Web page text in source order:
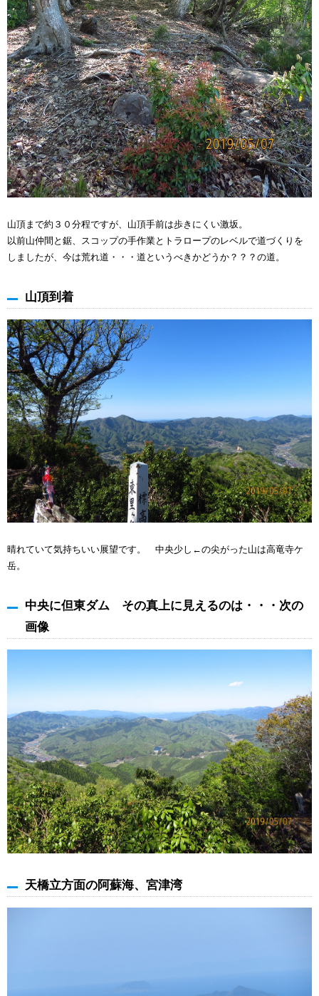
山頂まで約３０分程ですが、山頂手前は歩きにくい激坂。
以前山仲間と鋸、スコップの手作業とトラロープのレベルで道づくりを
しましたが、今は荒れ道・・・道というべきかどうか？？？の道。
山頂到着
晴れていて気持ちいい展望です。 中央少し←の尖がった山は高竜寺ケ
岳。
中央に但東ダム その真上に見えるのは・・・次の
画像
天橋立方面の阿蘇海、宮津湾